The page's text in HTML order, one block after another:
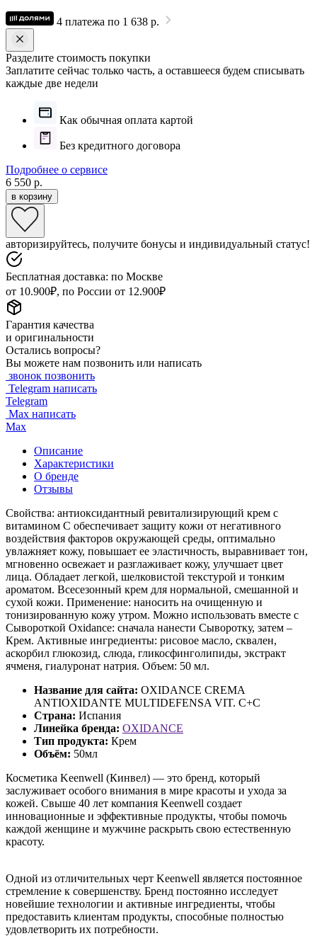
4 платежа по 1 638 р.
Разделите стоимость покупки
Заплатите сейчас только часть, а оставшееся будем списывать
каждые две недели
Как обычная оплата картой
Без кредитного договора
Подробнее о сервисе
6 550 р.
в корзину
авторизируйтесь, получите бонусы и индивидуальный статус!
Бесплатная доставка: по Москве
от 10.900₽, по России от 12.900₽
Гарантия качества
и оригинальности
Остались вопросы?
Вы можете нам позвонить или написать
звонок позвонить
Telegram написать
Telegram
Max написать
Max
Описание
Характеристики
О бренде
Отзывы
Свойства: антиоксидантный ревитализирующий крем c
витамином С обеспечивает защиту кожи от негативного
воздействия факторов окружающей среды, оптимально
увлажняет кожу, повышает ее эластичность, выравнивает тон,
мгновенно освежает и разглаживает кожу, улучшает цвет
лица. Обладает легкой, шелковистой текстурой и тонким
ароматом. Всесезонный крем для нормальной, смешанной и
сухой кожи. Применение: наносить на очищенную и
тонизированную кожу утром. Можно использовать вместе с
Сывороткой Oxidance: сначала нанести Сыворотку, затем –
Крем. Активные ингредиенты: рисовое масло, сквален,
аскорбил глюкозид, слюда, гликосфинголипиды, экстракт
ячменя, гиалуронат натрия. Объем: 50 мл.
Название для сайта: OXIDANCE CREMA
ANTIOXIDANTE MULTIDEFENSA VIT. C+C
Страна: Испания
Линейка бренда: OXIDANCE
Тип продукта: Крем
Объём: 50мл
Косметика Keenwell (Кинвел) — это бренд, который
заслуживает особого внимания в мире красоты и ухода за
кожей. Свыше 40 лет компания Keenwell создает
инновационные и эффективные продукты, чтобы помочь
каждой женщине и мужчине раскрыть свою естественную
красоту.
Одной из отличительных черт Keenwell является постоянное
стремление к совершенству. Бренд постоянно исследует
новейшие технологии и активные ингредиенты, чтобы
предоставить клиентам продукты, способные полностью
удовлетворить их потребности.